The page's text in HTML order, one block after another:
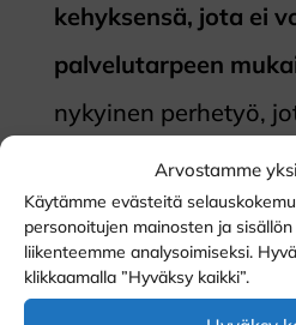
Arvostamme
Käytämme evästeitä
personoitujen mainosten ja
liikenteemme analysoimiseksi.
klikkaamalla ”Hyväksy kaikki”.
kehyksensä, jota ei
palvelutarpeen
nykyinen perhetyö,
tarjotaan, ei
nepsyperheiden
Päinvastoin, suuri
perhetyön